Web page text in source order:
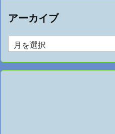
アーカイブ
ー
カ